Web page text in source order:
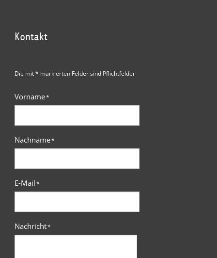
Kontakt
Die mit * markierten Felder sind Pflichtfelder
Vorname*
Nachname*
E-Mail*
Nachricht*